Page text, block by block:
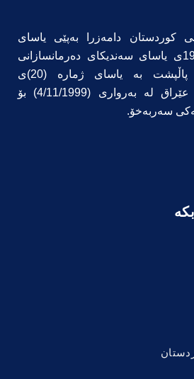
کوردستان دامەزرا بەپێی یاسای
ژمارە (8)ی ساڵی 1999ی یاسای سەندیکای دەرمانسازانی
کوردستان دامەزراوە پاڵپشت بە یاسای ژمارە (20)ی
پەرلەمانی کوردستانی عێراق لە بەرواری (4/11/1999) بۆ
سەربەخۆ.